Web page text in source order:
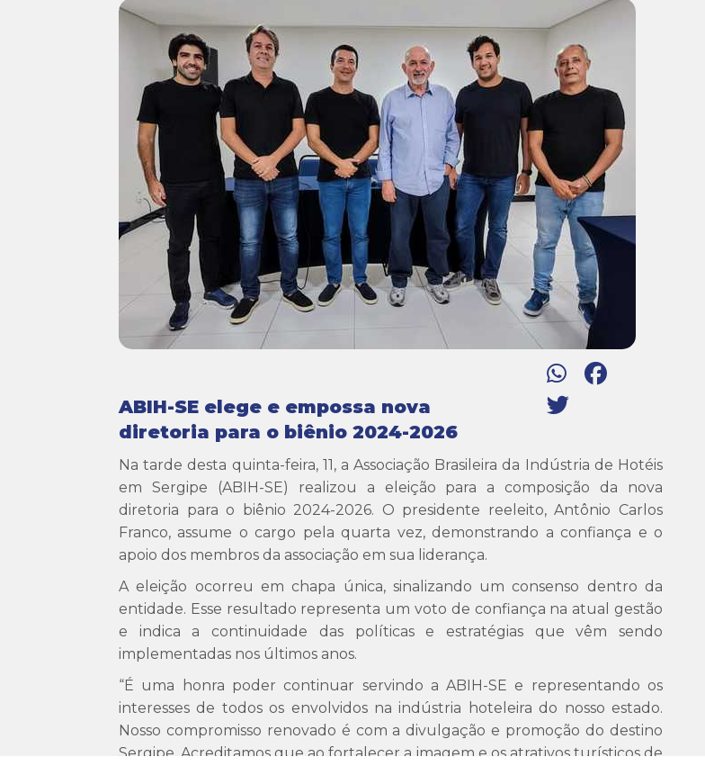
ABIH-SE elege e empossa nova
diretoria para o biênio 2024-2026
Na tarde desta quinta-feira, 11, a Associação Brasileira da Indústria de Hotéis
em Sergipe (ABIH-SE) realizou a eleição para a composição da nova
diretoria para o biênio 2024-2026. O presidente reeleito, Antônio Carlos
Franco, assume o cargo pela quarta vez, demonstrando a confiança e o
apoio dos membros da associação em sua liderança.
A eleição ocorreu em chapa única, sinalizando um consenso dentro da
entidade. Esse resultado representa um voto de confiança na atual gestão
e indica a continuidade das políticas e estratégias que vêm sendo
implementadas nos últimos anos.
“É uma honra poder continuar servindo a ABIH-SE e representando os
interesses de todos os envolvidos na indústria hoteleira do nosso estado.
Nosso compromisso renovado é com a divulgação e promoção do destino
Sergipe. Acreditamos que ao fortalecer a imagem e os atrativos turísticos de